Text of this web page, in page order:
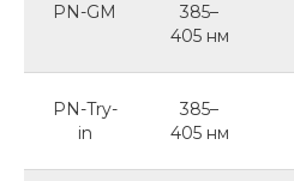
PN-GM
385–
405 нм
PN-Try-
in
385–
405 нм